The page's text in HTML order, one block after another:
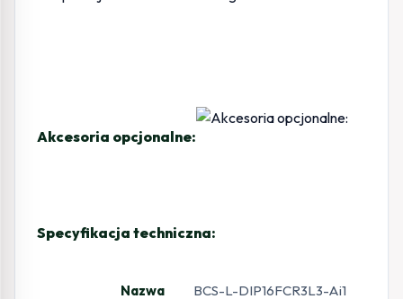
Akcesoria opcjonalne:
Specyfikacja techniczna:
Nazwa BCS-L-DIP16FCR3L3-Ai1